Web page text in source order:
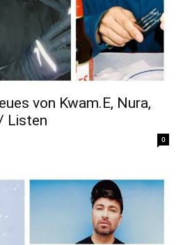
von Kwam.E, Nura,
Listen
0